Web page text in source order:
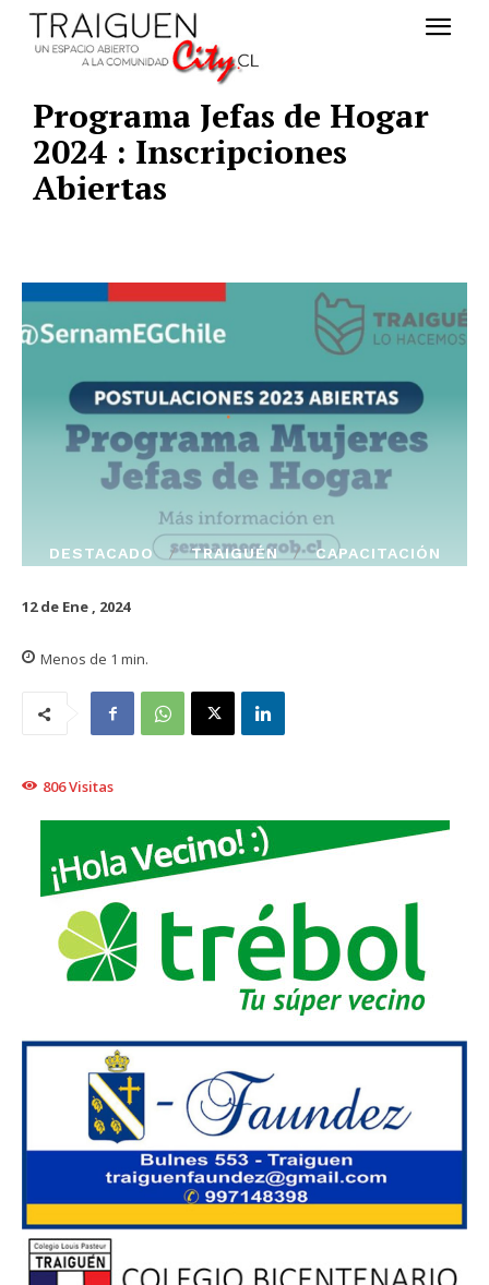
Programa Jefas de Hogar
2024 : Inscripciones
Abiertas
DESTACADO TRAIGUÉN CAPACITACIÓN
12 de Ene , 2024
Menos de 1 min.
806Visitas